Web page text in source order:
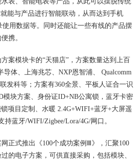
能与产品进行智能联动，从而达到手机
使用数据等。同时还能让一些有线的产品摆
携。
案模块卡的“天猫店”，方案数量达到上百
体、上海兆芯、NXP恩智浦、 Qualcomm
发科等；方案有360全景、平板人证合一识
模块方案、身份证ID+NB公寓锁，蓝牙卡密
项目定制、水暖 2.4G+WIFI+蓝牙+大屏遥
持蓝牙/WIFI/Zigbee/Lora/4G/网口。
正式推出《100个成功案例Ⅲ》，汇聚100
的电子方案，可供直接采购，包括模块、